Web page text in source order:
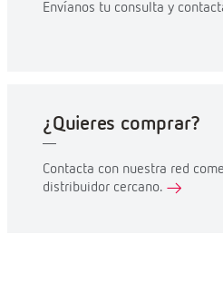
Envíanos tu consulta y
¿Quieres comprar?
Contacta con nuestra red
distribuidor cercano.